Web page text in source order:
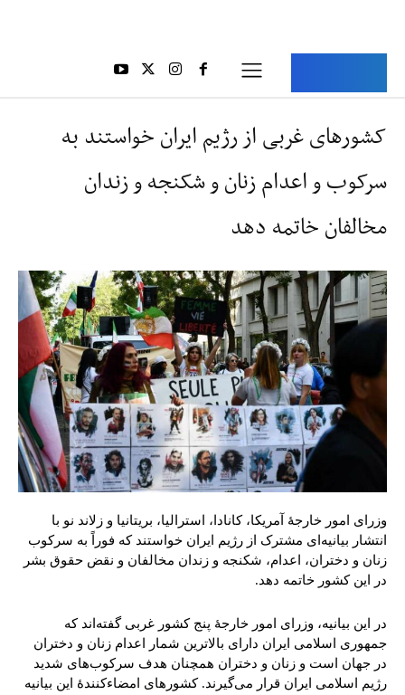
کشورهای غربی از رژیم ایران خواستند به
سرکوب و اعدام زنان و شکنجه و زندان
مخالفان خاتمه دهد
وزرای امور خارجۀ آمریکا، کانادا، استرالیا، بریتانیا و زلاند نو با
انتشار بیانیه‌ای مشترک از رژیم ایران خواستند که فوراً به سرکوب
زنان و دختران، اعدام، شکنجه و زندان مخالفان و نقض حقوق بشر
در این کشور خاتمه دهد.
در این بیانیه، وزرای امور خارجۀ پنج کشور غربی گفته‌اند که
جمهوری اسلامی ایران دارای بالاترین شمار اعدام زنان و دختران
در جهان است و زنان و دختران همچنان هدف سرکوب‌های شدید
رژیم اسلامی ایران قرار می‌گیرند. کشورهای امضاءکنندۀ این بیانیه